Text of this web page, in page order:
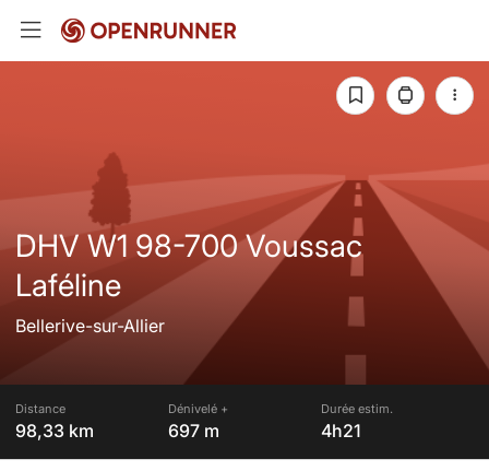
DHV W1 98-700 Voussac
Laféline
Bellerive-sur-Allier
Distance
98,33 km
Dénivelé +
697 m
Durée estim.
4h21